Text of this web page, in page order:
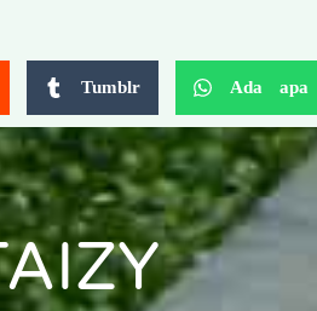
Tumblr Ada apa